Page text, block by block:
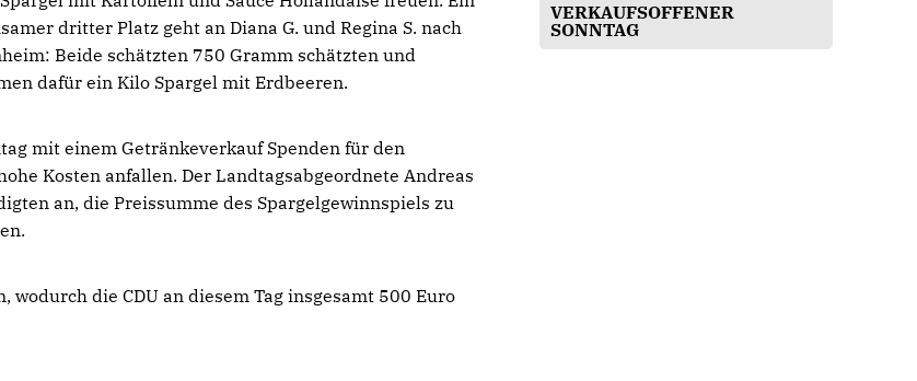
dritter Platz geht an Diana G. und Regina S. nach
Beide schätzten 750 Gramm schätzten und
dafür ein Kilo Spargel mit Erdbeeren.
mit einem Getränkeverkauf Spenden für den
Kosten anfallen. Der Landtagsabgeordnete Andreas
an, die Preissumme des Spargelgewinnspiels zu
wodurch die CDU an diesem Tag insgesamt 500 Euro
VERKAUFSOFFENER
SONNTAG